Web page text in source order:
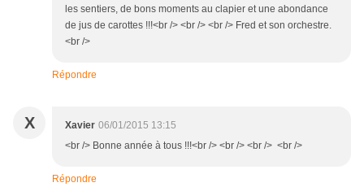
les sentiers, de bons moments au clapier et une abondance
de jus de carottes !!!<br /> <br /> <br /> Fred et son orchestre.
<br />
Répondre
X Xavier 06/01/2015 13:15
<br /> Bonne année à tous !!!<br /> <br /> <br /> <br />
Répondre